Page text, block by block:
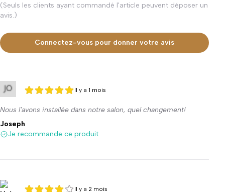
(Seuls les clients ayant commandé l'article peuvent déposer un
avis.)
Connectez-vous pour donner votre avis
5 sur 5
5 sur 5
Il y a 1 mois
Nous l'avons installée dans notre salon, quel changement!
Joseph
Je recommande ce produit
Il y a 2 mois